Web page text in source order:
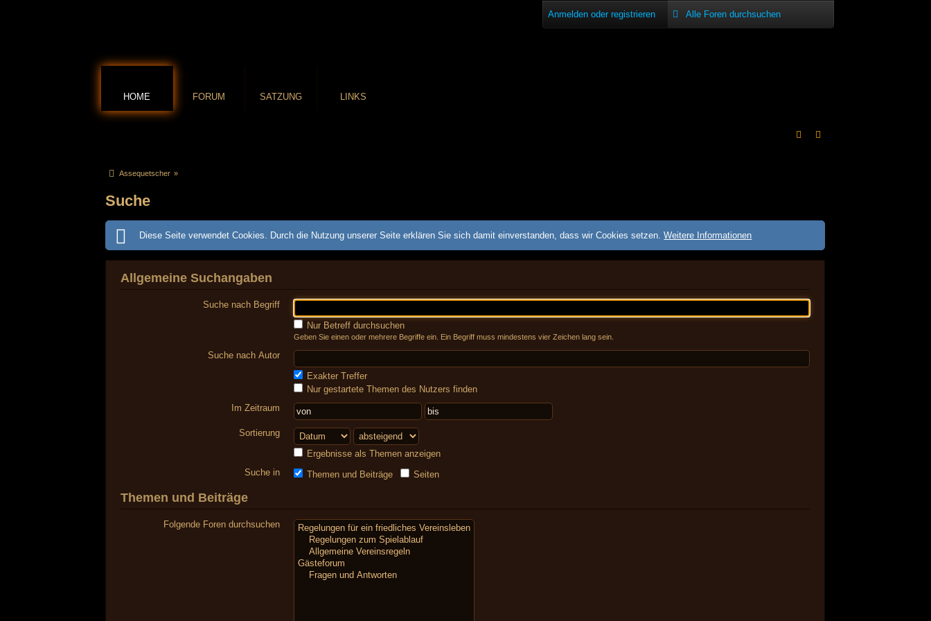
Anmelden oder registrieren
HOME FORUM SATZUNG LINKS
Assequetscher »
Suche
Diese Seite verwendet Cookies. Durch die Nutzung unserer Seite erklären Sie sich damit einverstanden, dass wir Cookies setzen.Weitere Informationen
Allgemeine Suchangaben
Suche nach Begriff
Nur Betreff durchsuchen
Geben Sie einen oder mehrere Begriffe ein. Ein Begriff muss mindestens vier Zeichen lang sein.
Suche nach Autor
Exakter Treffer
Nur gestartete Themen des Nutzers finden
Im Zeitraum
Sortierung
Ergebnisse als Themen anzeigen
Suche in
Themen und Beiträge Seiten
Themen und Beiträge
Folgende Foren durchsuchen